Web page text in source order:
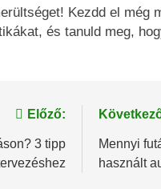
Kezdd el még
és tanuld meg,
Előző:
3 tipp
Mennyi
használt